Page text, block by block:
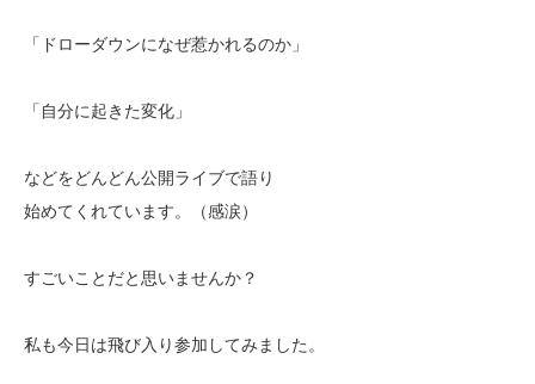
「ドローダウンになぜ惹かれるのか」
「自分に起きた変化」
などをどんどん公開ライブで語り
始めてくれています。（感涙）
すごいことだと思いませんか？
私も今日は飛び入り参加してみました。